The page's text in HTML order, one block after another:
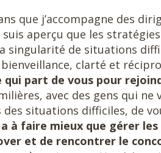
que j’accompagne des
suis aperçu que les
singularité de situations
clarté et
qui part de vous pour
avec des gens qui
des situations difficiles, de
a à faire mieux que gérer
et de rencontrer le